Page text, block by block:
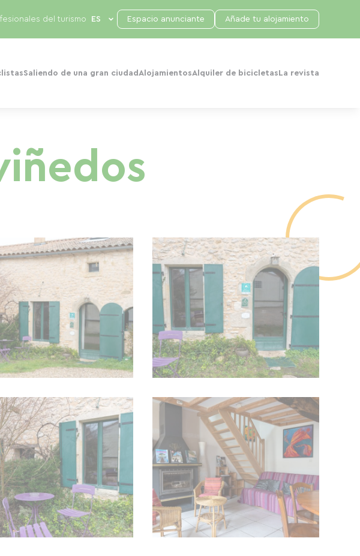
Saliendo de una gran ciudad AlojamientosAlquiler de bicicletas La revista
del turismo Espacio anunciante Añade tu alojamiento